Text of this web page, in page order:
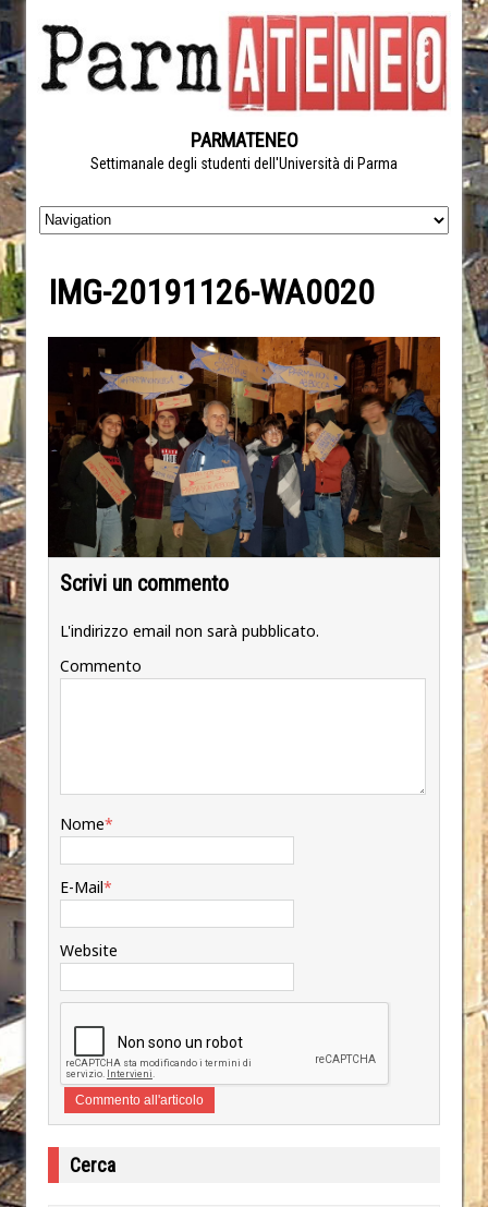
PARMATENEO
Settimanale degli studenti dell'Università di Parma
IMG-20191126-WA0020
Scrivi un commento
L'indirizzo email non sarà pubblicato.
Commento
Nome*
E-Mail*
Website
Cerca